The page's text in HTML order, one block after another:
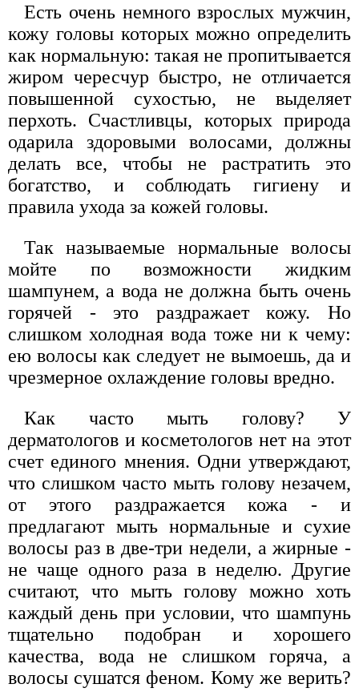
Есть очень немного взрослых мужчин,
кожу головы которых можно определить
как нормальную: такая не пропитывается
жиром чересчур быстро, не отличается
повышенной сухостью, не выделяет
перхоть. Счастливцы, которых природа
одарила здоровыми волосами, должны
делать все, чтобы не растратить это
богатство, и соблюдать гигиену и
правила ухода за кожей головы.
Так называемые нормальные волосы
мойте по возможности жидким
шампунем, а вода не должна быть очень
горячей - это раздражает кожу. Но
слишком холодная вода тоже ни к чему:
ею волосы как следует не вымоешь, да и
чрезмерное охлаждение головы вредно.
Как часто мыть голову? У
дерматологов и косметологов нет на этот
счет единого мнения. Одни утверждают,
что слишком часто мыть голову незачем,
от этого раздражается кожа - и
предлагают мыть нормальные и сухие
волосы раз в две-три недели, а жирные -
не чаще одного раза в неделю. Другие
считают, что мыть голову можно хоть
каждый день при условии, что шампунь
тщательно подобран и хорошего
качества, вода не слишком горяча, а
волосы сушатся феном. Кому же верить?